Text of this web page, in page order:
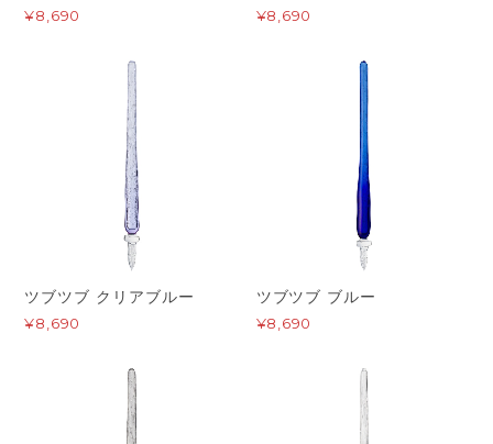
¥8,690 ¥8,690
ツブツブ クリアブルー
¥8,690
ツブツブ ブルー
¥8,690